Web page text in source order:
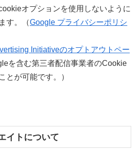
オプションを使用しないように
す。（Google プライバシーポリシ
Initiativeのオプトアウトペー
を含む第三者配信事業者のCookie
とが可能です。）
イトについて